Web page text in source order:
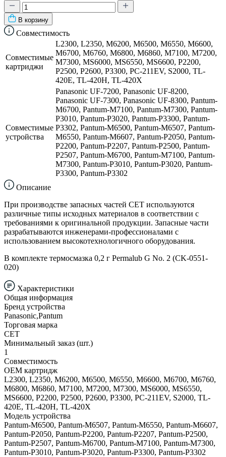
В корзину
Совместимость
Совместимые
картриджи
L2300, L2350, M6200, M6500, M6550, M6600,
M6700, M6760, M6800, M6860, M7100, M7200,
M7300, MS6000, MS6550, MS6600, P2200,
P2500, P2600, P3300, PC-211EV, S2000, TL-
420E, TL-420H, TL-420X
Совместимые
устройства
Panasonic UF-7200, Panasonic UF-8200,
Panasonic UF-7300, Panasonic UF-8300, Pantum-
M6700, Pantum-M7100, Pantum-M7300, Pantum-
P3010, Pantum-P3020, Pantum-P3300, Pantum-
P3302, Pantum-M6500, Pantum-M6507, Pantum-
M6550, Pantum-M6607, Pantum-P2050, Pantum-
P2200, Pantum-P2207, Pantum-P2500, Pantum-
P2507, Pantum-M6700, Pantum-M7100, Pantum-
M7300, Pantum-P3010, Pantum-P3020, Pantum-
P3300, Pantum-P3302
Описание
При производстве запасных частей CET используются
различные типы исходных материалов в соответствии с
требованиями к оригинальной продукции. Запасные части
разрабатываются инженерами-профессионалами с
использованием высокотехнологичного оборудования.
В комплекте термосмазка 0,2 г Permalub G No. 2 (CK-0551-
020)
Характеристики
Общая информация
Бренд устройства
Panasonic,Pantum
Торговая марка
CET
Минимальный заказ (шт.)
1
Совместимость
ОЕМ картридж
L2300, L2350, M6200, M6500, M6550, M6600, M6700, M6760,
M6800, M6860, M7100, M7200, M7300, MS6000, MS6550,
MS6600, P2200, P2500, P2600, P3300, PC-211EV, S2000, TL-
420E, TL-420H, TL-420X
Модель устройства
Pantum-M6500, Pantum-M6507, Pantum-M6550, Pantum-M6607,
Pantum-P2050, Pantum-P2200, Pantum-P2207, Pantum-P2500,
Pantum-P2507, Pantum-M6700, Pantum-M7100, Pantum-M7300,
Pantum-P3010, Pantum-P3020, Pantum-P3300, Pantum-P3302